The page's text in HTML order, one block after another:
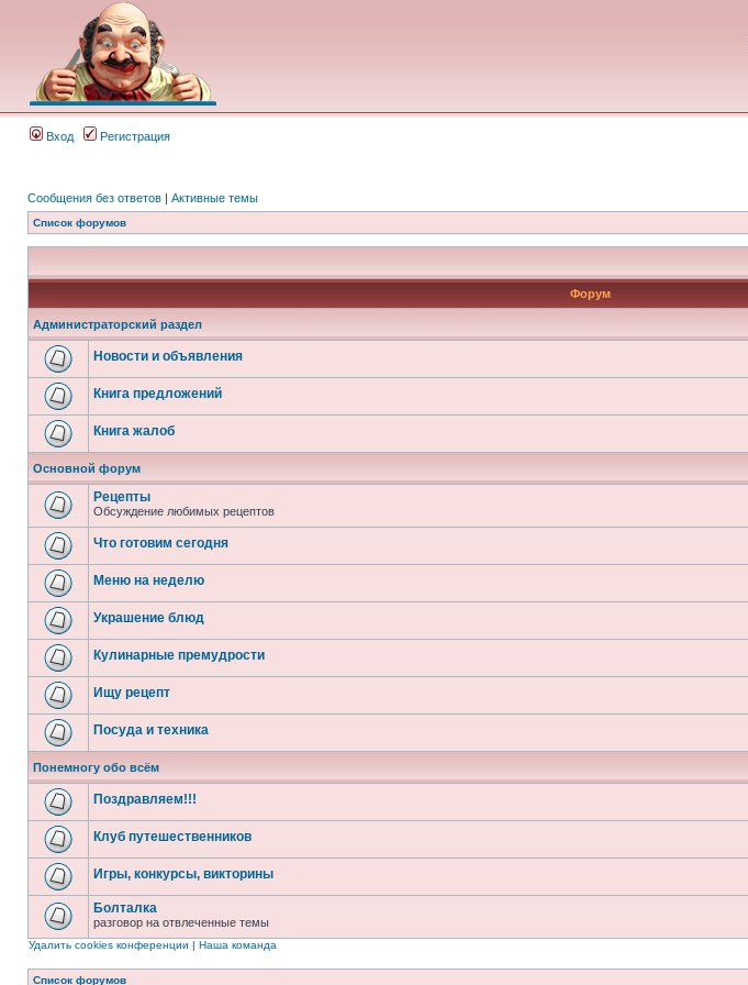
Вход Регистрация
Сообщения без ответов | Активные темы
Список форумов
Форум
Администраторский раздел
Новости и объявления
Книга предложений
Книга жалоб
Основной форум
Рецепты
Обсуждение любимых рецептов
Что готовим сегодня
Меню на неделю
Украшение блюд
Кулинарные премудрости
Ищу рецепт
Посуда и техника
Понемногу обо всём
Поздравляем!!!
Клуб путешественников
Игры, конкурсы, викторины
Болталка
разговор на отвлеченные темы
Удалить cookies конференции | Наша команда
Список форумов